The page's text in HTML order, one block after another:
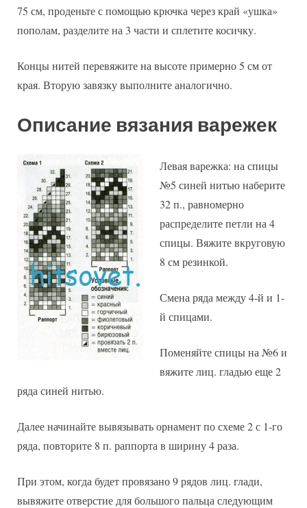
75 см, проденьте с помощью крючка через край «ушка»
пополам, разделите на 3 части и сплетите косичку.
Концы нитей перевяжите на высоте примерно 5 см от
края. Вторую завязку выполните аналогично.
Описание вязания варежек
Левая варежка: на спицы
№5 синей нитью наберите
32 п., равномерно
распределите петли на 4
спицы. Вяжите вкруговую
8 см резинкой.
Смена ряда между 4-й и 1-
й спицами.
Поменяйте спицы на №6 и
вяжите лиц. гладью еще 2
ряда синей нитью.
Далее начинайте вывязывать орнамент по схеме 2 с 1-го
ряда, повторите 8 п. раппорта в ширину 4 раза.
При этом, когда будет провязано 9 рядов лиц. глади,
вывяжите отверстие для большого пальца следующим